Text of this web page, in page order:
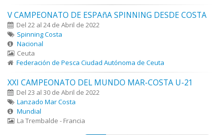
V CAMPEONATO DE ESPAñA SPINNING DESDE COSTA
Del 22 al 24 de Abril de 2022
Spinning Costa
Nacional
Ceuta
Federación de Pesca Ciudad Autónoma de Ceuta
XXI CAMPEONATO DEL MUNDO MAR-COSTA U-21
Del 23 al 30 de Abril de 2022
Lanzado Mar Costa
Mundial
La Trembalde - Francia